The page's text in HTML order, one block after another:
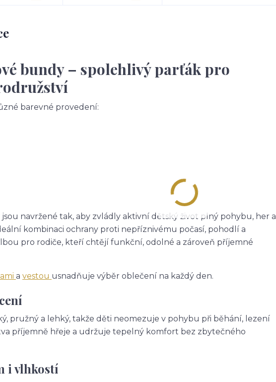
bundy – spolehlivý parťák pro
barevné provedení:
jsou navržené tak, aby zvládly aktivní dětský život plný pohybu, her a
kombinaci ochrany proti nepříznivému počasí, pohodlí a
pro rodiče, kteří chtějí funkční, odolné a zároveň příjemné
a vestou usnadňuje výběr oblečení na každý den.
pružný a lehký, takže děti neomezuje v pohybu při běhání, lezení
příjemně hřeje a udržuje tepelný komfort bez zbytečného
i vlhkostí